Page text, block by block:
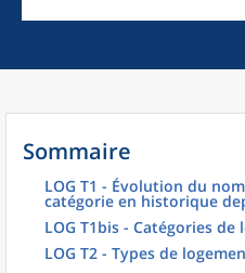
Sommaire
LOG T1 - Évolution du
catégorie en historique
LOG T1bis - Catégories de
LOG T2 - Types de